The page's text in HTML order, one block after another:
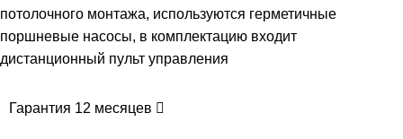
потолочного монтажа, используются герметичные
поршневые насосы, в комплектацию входит
дистанционный пульт управления
Гарантия 12 месяцев